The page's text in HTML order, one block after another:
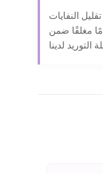
النفايات
مغلقًا ضمن